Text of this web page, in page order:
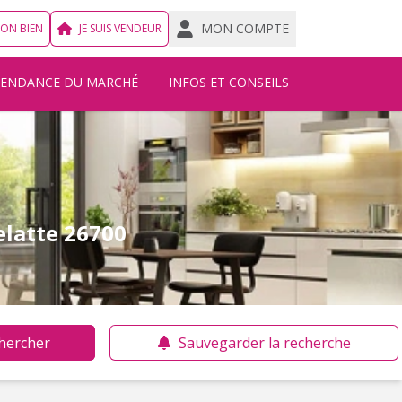
BIEN JE SUIS VENDEUR MON COMPTE
DU MARCHÉ INFOS ET CONSEILS
26700
Sauvegarder la recherche